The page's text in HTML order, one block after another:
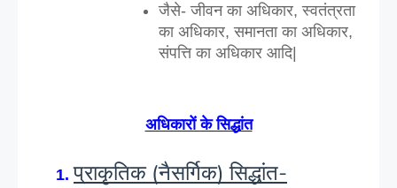
जैसे- जीवन का अधिकार, स्वतंत्रता
का अधिकार, समानता का अधिकार,
संपत्ति का अधिकार आदि|
अधिकारों के सिद्धांत
प्राकृतिक (नैसर्गिक) सिद्धांत-